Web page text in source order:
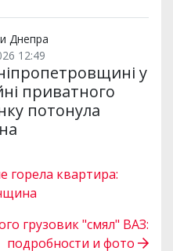
Днепра
12:49
у
приватного
потонула
квартира:
грузовик "смял" ВАЗ:
подробности и фото